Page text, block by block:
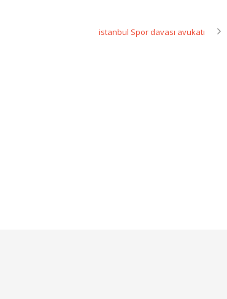
istanbul Spor davası avukatı